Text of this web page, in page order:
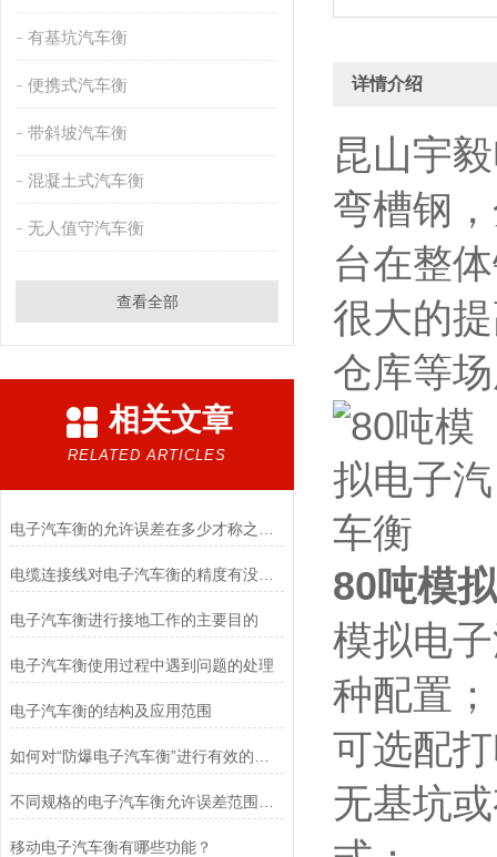
有基坑汽车衡
便携式汽车衡
带斜坡汽车衡
混凝土式汽车衡
无人值守汽车衡
查看全部
相关文章
RELATED ARTICLES
电缆连接线对电子汽车衡的精度有没有影响呢
电子汽车衡进行接地工作的主要目的
电子汽车衡使用过程中遇到问题的处理
电子汽车衡的结构及应用范围
移动电子汽车衡有哪些功能？
详情介绍
昆山宇
弯槽钢
台在整
很大的
仓库等
80吨模
模拟电
种配置；
可选配
无基坑